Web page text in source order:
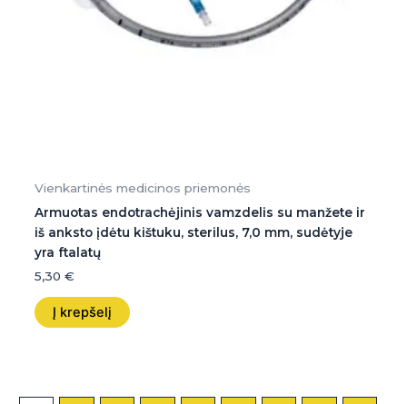
Vienkartinės medicinos priemonės
Armuotas endotrachėjinis vamzdelis su manžete ir
iš anksto įdėtu kištuku, sterilus, 7,0 mm, sudėtyje
yra ftalatų
5,30 €
Į krepšelį